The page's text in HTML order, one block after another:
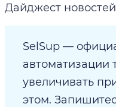
Дайджест
SelSup —
автоматизации
увеличивать
этом.